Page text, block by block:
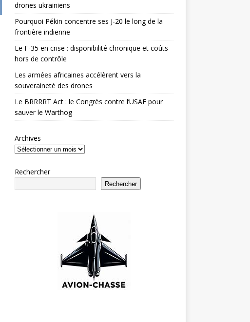
drones ukrainiens
Pourquoi Pékin concentre ses J-20 le long de la
frontière indienne
Le F-35 en crise : disponibilité chronique et coûts
hors de contrôle
Les armées africaines accélèrent vers la
souveraineté des drones
Le BRRRRT Act : le Congrès contre l’USAF pour
sauver le Warthog
Archives
Rechercher
Rechercher